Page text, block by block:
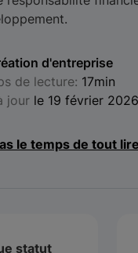
d'entreprise
de lecture: 17min
jour le 19 février 2026
le temps de tout
statut